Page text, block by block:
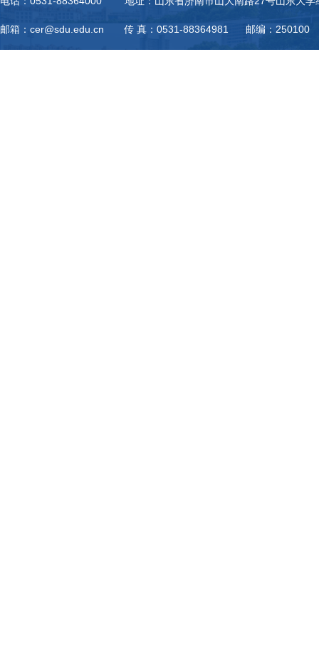
邮箱：cer@sdu.edu.cn 传 真：0531-88364981 邮编：250100